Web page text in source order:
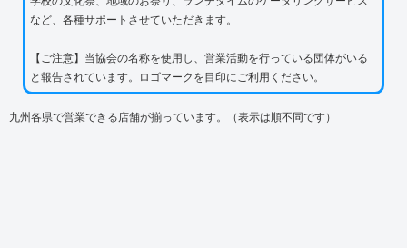
など、各種サポートさせていただきます。
【ご注意】当協会の名称を使用し、営業活動を行っている団体がいる
と報告されています。ロゴマークを目印にご利用ください。
九州各県で営業できる店舗が揃っています。（表示は順不同です）